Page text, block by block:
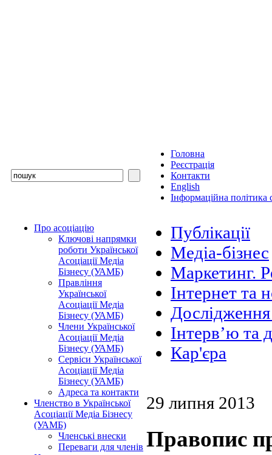
Головна
Реєстрація
Контакти
English
Інформаційна політика
Про асоціацію
Ключові напрямки
роботи Української
Асоціації Медіа
Бізнесу (УАМБ)
Правління
Української
Асоціації Медіа
Бізнесу (УАМБ)
Члени Української
Асоціації Медіа
Бізнесу (УАМБ)
Сервіси Української
Асоціації Медіа
Бізнесу (УАМБ)
Адреса та контакти
Членство в Української
Асоціації Медіа Бізнесу
(УАМБ)
Членські внески
Переваги для членів
Публікації
Медіа-бізнес
Маркетинг.
Інтернет та
Дослідження
Інтерв’ю та
Кар'єра
29 липня 2013
Правопис